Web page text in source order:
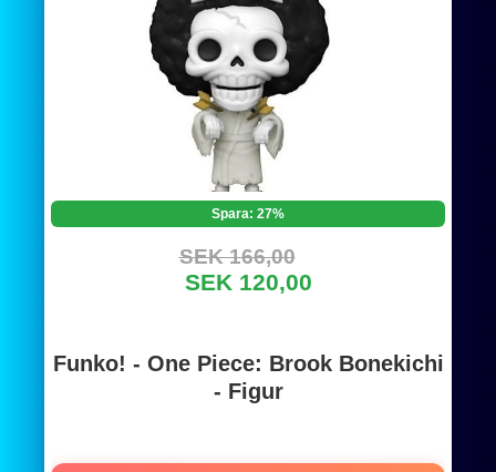
Spara: 27%
SEK 166,00
SEK 120,00
Funko! - One Piece: Brook Bonekichi
- Figur